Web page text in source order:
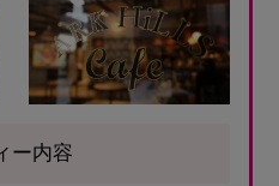
ー内容